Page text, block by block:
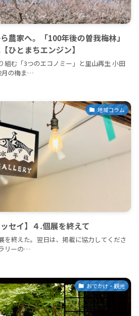
農家へ。「100年後の曽我梅林」
ひとまちエンジン】
組む「3つのエコノミー」と里山再生 小田
月の梅ま…
地域コラム
ッセイ】４.個展を終えて
を終えた。翌日は、掲載に協力してくださ
リーの…
おでかけ・観光